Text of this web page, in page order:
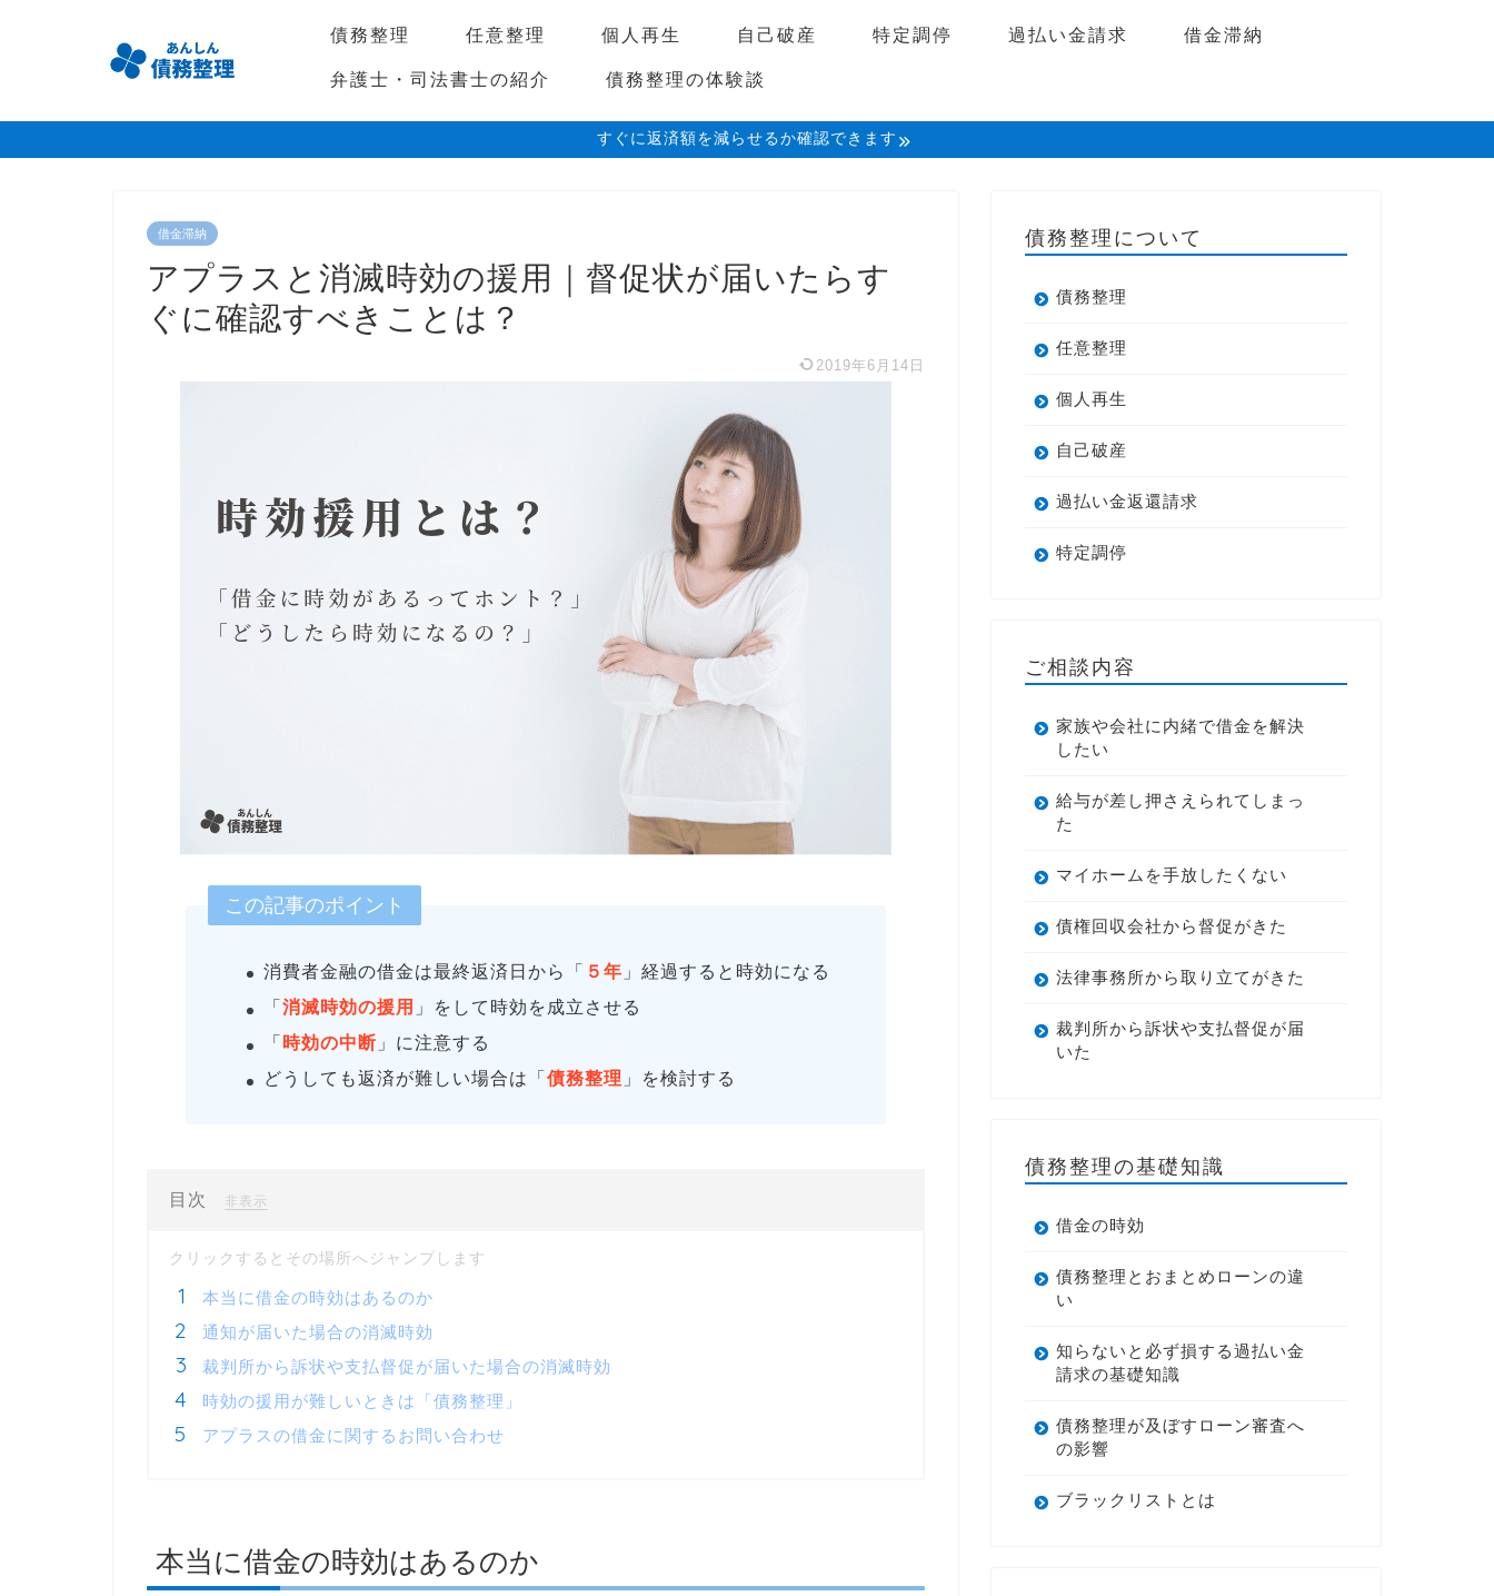
債務整理 任意整理 個人再生 自己破産 特定調停 過払い金請求
借金滞納
弁護士・司法書士の紹介
債務整理の体験談
すぐに返済額を減らせるか確認できます
借金滞納
アプラスと消滅時効の援用｜督促状が届いたらす
ぐに確認すべきことは？
2019年6月14日
この記事のポイント
消費者金融の借金は最終返済日から「 ５年 」経過すると時効になる
「 消滅時効の援用 」をして時効を成立させる
「 時効の中断 」に注意する
どうしても返済が難しい場合は「 債務整理 」を検討する
目次 非表示
本当に借金の時効はあるのか
通知が届いた場合の消滅時効
裁判所から訴状や支払督促が届いた場合の消滅時効
時効の援用が難しいときは「債務整理」
アプラスの借金に関するお問い合わせ
本当に借金の時効はあるのか
債務整理について
債務整理
任意整理
個人再生
自己破産
過払い金返還請求
特定調停
ご相談内容
家族や会社に内緒で借金を解決
したい
給与が差し押さえられてしまっ
た
マイホームを手放したくない
債権回収会社から督促がきた
法律事務所から取り立てがきた
裁判所から訴状や支払督促が届
いた
債務整理の基礎知識
借金の時効
債務整理とおまとめローンの違
い
知らないと必ず損する過払い金
請求の基礎知識
債務整理が及ぼすローン審査へ
の影響
ブラックリストとは